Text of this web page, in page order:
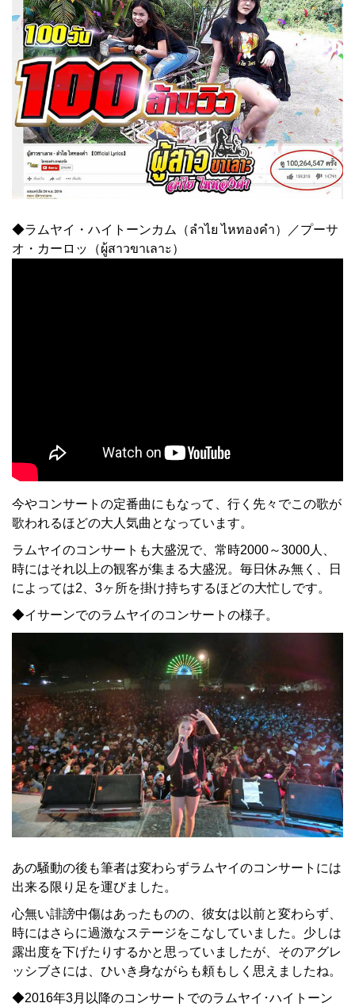
◆ラムヤイ・ハイトーンカム（ลำไย ไหทองคำ）／プーサ
オ・カーロッ（ผู้สาวขาเลาะ）
今やコンサートの定番曲にもなって、行く先々でこの歌が
歌われるほどの大人気曲となっています。
ラムヤイのコンサートも大盛況で、常時2000～3000人、
時にはそれ以上の観客が集まる大盛況。毎日休み無く、日
によっては2、3ヶ所を掛け持ちするほどの大忙しです。
◆イサーンでのラムヤイのコンサートの様子。
あの騒動の後も筆者は変わらずラムヤイのコンサートには
出来る限り足を運びました。
心無い誹謗中傷はあったものの、彼女は以前と変わらず、
時にはさらに過激なステージをこなしていました。少しは
露出度を下げたりするかと思っていましたが、そのアグレ
ッシブさには、ひいき身ながらも頼もしく思えましたね。
◆2016年3月以降のコンサートでのラムヤイ･ハイトーン